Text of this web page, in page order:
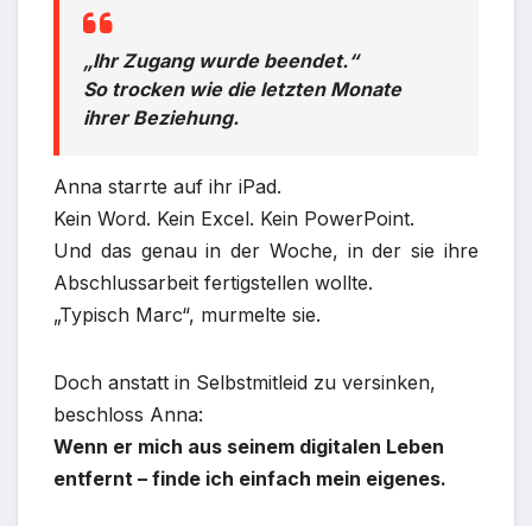
„Ihr Zugang wurde beendet.“
So trocken wie die letzten Monate
ihrer Beziehung.
Anna starrte auf ihr iPad.
Kein Word. Kein Excel. Kein PowerPoint.
Und das genau in der Woche, in der sie ihre
Abschlussarbeit fertigstellen wollte.
„Typisch Marc“, murmelte sie.
Doch anstatt in Selbstmitleid zu versinken,
beschloss Anna:
Wenn er mich aus seinem digitalen Leben
entfernt – finde ich einfach mein eigenes.